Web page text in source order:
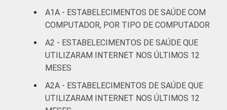
Serviço de
apoio à
diagnose e
terapia
63
IDENTIFICAÇÃO DE
UNIDADE BÁSICA
UBS 17
A1A - ESTABELECIMENTOS DE SAÚDE COM
COMPUTADOR, POR TIPO DE COMPUTADOR
A2 - ESTABELECIMENTOS DE SAÚDE QUE
UTILIZARAM INTERNET NOS ÚLTIMOS 12
MESES
A2A - ESTABELECIMENTOS DE SAÚDE QUE
UTILIZARAM INTERNET NOS ÚLTIMOS 12